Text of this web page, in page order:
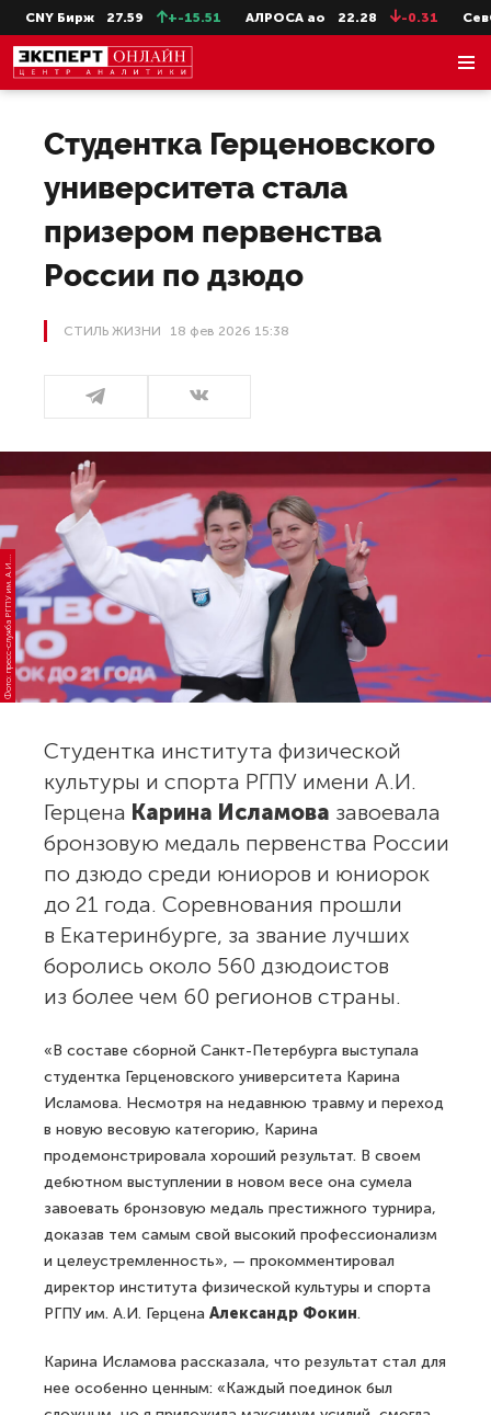
Бирж 27.59 +-15.51 АЛРОСА ао 22.28 -0.31 СевСт-
Студентка Герценовского
университета стала
призером первенства
России по дзюдо
СТИЛЬ ЖИЗНИ 18 фев 2026 15:38
Ф
о
т
о:
п
р
е
с
с
-
с
л
у
ж
б
а
Р
Г
П
У
и
м.
А.
И.
Г
е
р
ц
е
н
а
Студентка института физической
культуры и спорта РГПУ имени А.И.
Герцена Карина Исламова завоевала
бронзовую медаль первенства России
по дзюдо среди юниоров и юниорок
до 21 года. Соревнования прошли
в Екатеринбурге, за звание лучших
боролись около 560 дзюдоистов
из более чем 60 регионов страны.
«В составе сборной Санкт-Петербурга выступала
студентка Герценовского университета Карина
Исламова. Несмотря на недавнюю травму и переход
в новую весовую категорию, Карина
продемонстрировала хороший результат. В своем
дебютном выступлении в новом весе она сумела
завоевать бронзовую медаль престижного турнира,
доказав тем самым свой высокий профессионализм
и целеустремленность», — прокомментировал
директор института физической культуры и спорта
РГПУ им. А.И. Герцена Александр Фокин.
Карина Исламова рассказала, что результат стал для
нее особенно ценным: «Каждый поединок был